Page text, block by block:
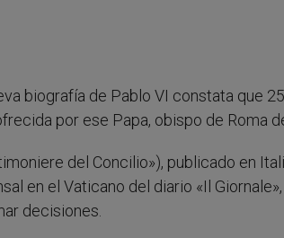
biografía de Pablo VI constata que
por ese Papa, obispo de Roma
del Concilio»), publicado en
en el Vaticano del diario «Il
decisiones.